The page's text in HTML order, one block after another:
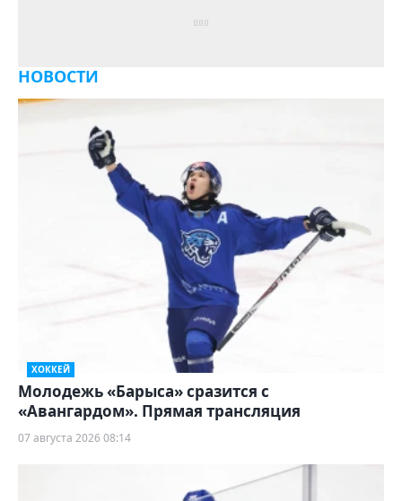
НОВОСТИ
ХОККЕЙ
Молодежь «Барыса» сразится с
«Авангардом». Прямая трансляция
07 августа 2026 08:14